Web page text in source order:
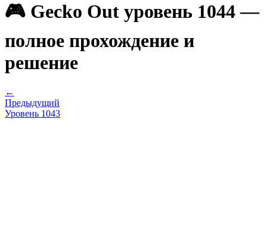
🎮 Gecko Out уровень 1044 —
полное прохождение и
решение
←
Предыдущий
Уровень 1043